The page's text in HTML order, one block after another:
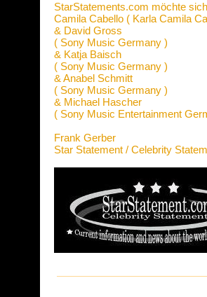
StarStatements.com möchte
Camila Cabello ( Karla Camila
& David Gross
( Sony Music Germany )
& Katja Baisch
( Sony Music Germany )
& Anabel Schmitt
( Sony Music Germany )
& Michael Hascher
( Sony Music Entertainment
Frank Gerber
Star Statement / Celebrity